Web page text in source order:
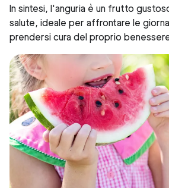
In sintesi, l'anguria è un frutto
salute, ideale per affrontare le
prendersi cura del proprio